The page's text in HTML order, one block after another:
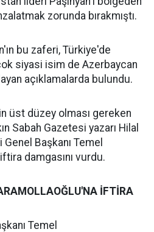
zorunda bırakmıştı.
bu zaferi, Türkiye'de
siyasi isim de Azerbaycan
açıklamalarda bulundu.
üst düzey olması gereken
Sabah Gazetesi yazarı Hilal
Başkanı Temel
damgasını vurdu.
İFTİRA
Temel